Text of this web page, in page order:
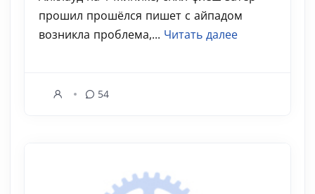
прошил прошёлся пишет с айпадом
возникла проблема,... Читать далее
54